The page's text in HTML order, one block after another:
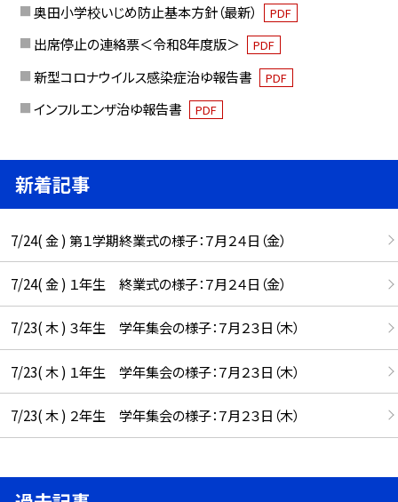
奥田小学校いじめ防止基本方針（最新） PDF
出席停止の連絡票＜令和8年度版＞ PDF
新型コロナウイルス感染症治ゆ報告書 PDF
インフルエンザ治ゆ報告書 PDF
新着記事
7/24( 金 ) 第１学期終業式の様子：７月２４日（金）
7/24( 金 ) １年生 終業式の様子：７月２４日（金）
7/23( 木 ) ３年生 学年集会の様子：７月２３日（木）
7/23( 木 ) １年生 学年集会の様子：７月２３日（木）
7/23( 木 ) ２年生 学年集会の様子：７月２３日（木）